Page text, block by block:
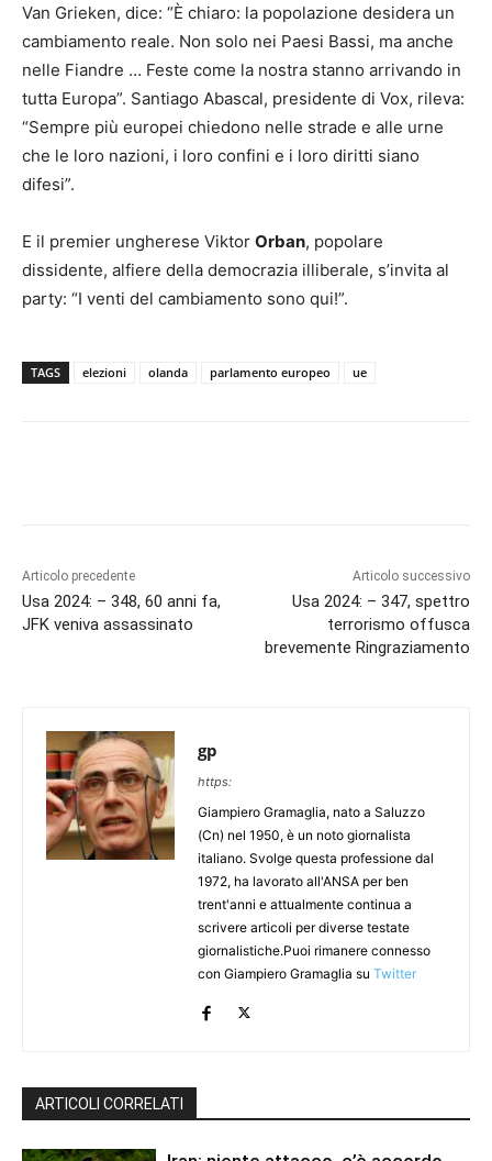
Van Grieken, dice: “È chiaro: la popolazione desidera un
cambiamento reale. Non solo nei Paesi Bassi, ma anche
nelle Fiandre … Feste come la nostra stanno arrivando in
tutta Europa”. Santiago Abascal, presidente di Vox, rileva:
“Sempre più europei chiedono nelle strade e alle urne
che le loro nazioni, i loro confini e i loro diritti siano
difesi”.
E il premier ungherese Viktor Orban, popolare
dissidente, alfiere della democrazia illiberale, s’invita al
party: “I venti del cambiamento sono qui!”.
TAGS elezioni olanda parlamento europeo ue
Articolo precedente
Usa 2024: – 348, 60 anni fa,
JFK veniva assassinato
Articolo successivo
Usa 2024: – 347, spettro
terrorismo offusca
brevemente Ringraziamento
gp
https:
Giampiero Gramaglia, nato a Saluzzo
(Cn) nel 1950, è un noto giornalista
italiano. Svolge questa professione dal
1972, ha lavorato all'ANSA per ben
trent'anni e attualmente continua a
scrivere articoli per diverse testate
giornalistiche.Puoi rimanere connesso
con Giampiero Gramaglia su Twitter
ARTICOLI CORRELATI